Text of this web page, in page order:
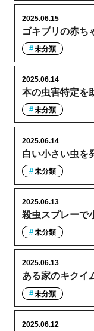
ゴキブリの赤ち
2025.06.15
未分類
本の虫害特定を
2025.06.14
未分類
白い小さい虫を
2025.06.14
未分類
殺虫スプレーで
2025.06.13
未分類
ある家のキクイ
2025.06.13
未分類
2025.06.12